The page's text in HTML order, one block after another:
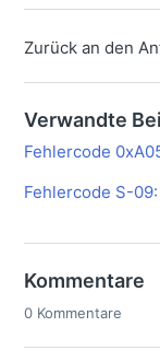
Zurück an den
Verwandte
Fehlercode
Fehlercode S-
Kommentare
0 Kommentare